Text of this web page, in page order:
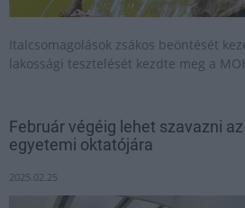
Italcsomagolások zsákos beöntését
lakossági tesztelését kezdte meg a
Február végéig lehet szavazni
egyetemi oktatójára
2025.02.25